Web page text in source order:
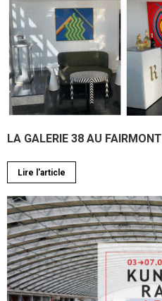
LA GALERIE 38 AU FAIRMONT
Lire l'article